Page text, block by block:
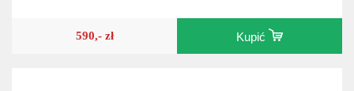
590,- zł Kupić